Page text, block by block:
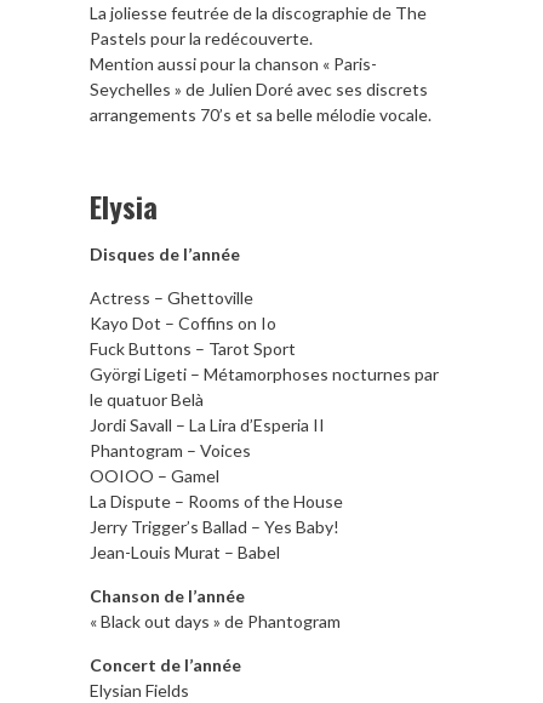
La joliesse feutrée de la discographie de The
Pastels pour la redécouverte.
Mention aussi pour la chanson « Paris-
Seychelles » de Julien Doré avec ses discrets
arrangements 70’s et sa belle mélodie vocale.
Elysia
Disques de l’année
Actress – Ghettoville
Kayo Dot – Coffins on Io
Fuck Buttons – Tarot Sport
Györgi Ligeti – Métamorphoses nocturnes par
le quatuor Belà
Jordi Savall – La Lira d’Esperia II
Phantogram – Voices
OOIOO – Gamel
La Dispute – Rooms of the House
Jerry Trigger’s Ballad – Yes Baby!
Jean-Louis Murat – Babel
Chanson de l’année
« Black out days » de Phantogram
Concert de l’année
Elysian Fields